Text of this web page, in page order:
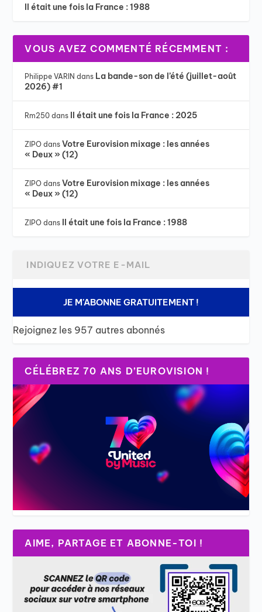
Il était une fois la France : 1988
VOUS AVEZ COMMENTÉ RÉCEMMENT :
Philippe VARIN dans La bande-son de l’été (juillet-août
2026) #1
Rm250 dans Il était une fois la France : 2025
ZIPO dansVotre Eurovision mixage : les années
« Deux » (12)
ZIPO dansVotre Eurovision mixage : les années
« Deux » (12)
ZIPO dans Il était une fois la France : 1988
JE M'ABONNE GRATUITEMENT !
Rejoignez les 957 autres abonnés
CÉLÉBREZ 70 ANS D’EUROVISION !
AIME, PARTAGE ET ABONNE-TOI !